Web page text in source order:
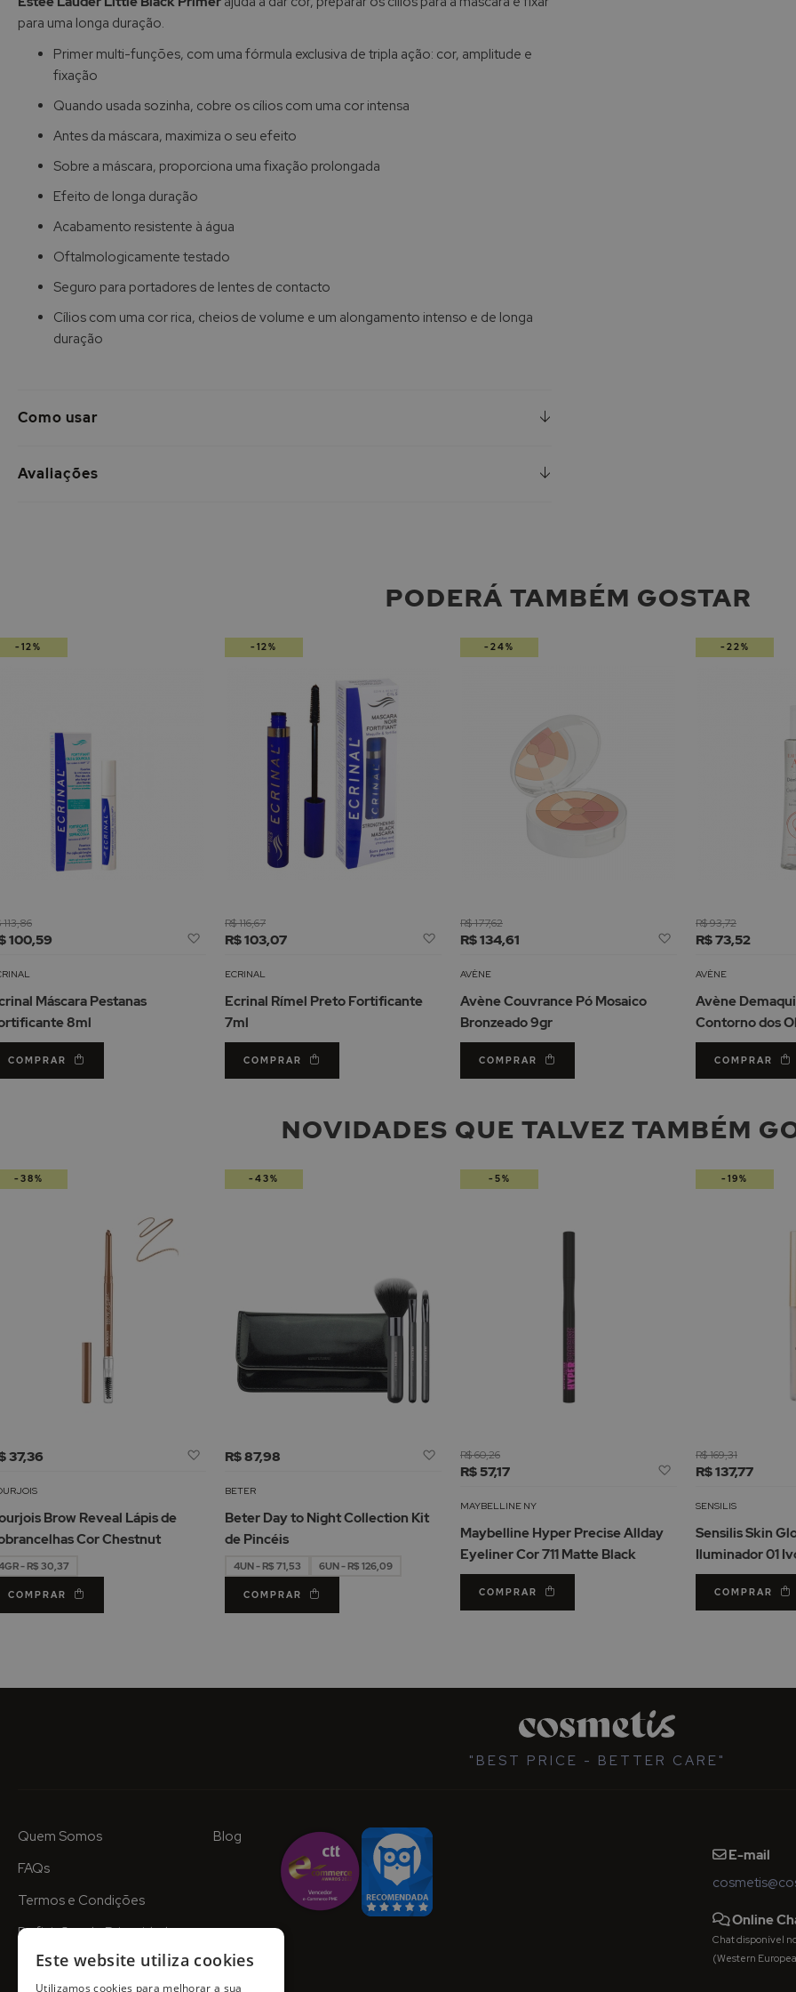
Galeria
de
imagens
para uma longa duração.
Primer multi-funções, com uma fórmula exclusiva de tripla ação: cor, amplitude e
fixação
Quando usada sozinha, cobre os cílios com uma cor intensa
Antes da máscara, maximiza o seu efeito
Sobre a máscara, proporciona uma fixação prolongada
Efeito de longa duração
Acabamento resistente à água
Oftalmologicamente testado
Seguro para portadores de lentes de contacto
Cílios com uma cor rica, cheios de volume e um alongamento intenso e de longa
duração
Como usar
Avaliações
PODERÁ TAMBÉM GOSTAR
100,59
113,86
Adicionar
Lista
Desejos
Máscara Pestanas
8ml
COMPRAR
-12%
R$ 103,07
R$ 116,67
Adicionar
Lista
Desejos
ECRINAL
Ecrinal Rímel Preto Fortificante
7ml
COMPRAR
-12%
R$ 134,61
R$ 177,62
Adicionar
Lista
Desejos
AVÈNE
Avène Couvrance Pó Mosaico
Bronzeado 9gr
COMPRAR
-24%
R$ 73,52
R$ 93,72
AVÈNE
Avène
Contorno dos
COMPRAR
-22%
NOVIDADES QUE TALVEZ TAMBÉM
37,36
Adicionar
Lista
Desejos
Brow Reveal Lápis de
Cor Chestnut
- R$ 30,37
COMPRAR
-38%
R$ 87,98
Adicionar
Desejos
BETER
Beter Day to Night Collection Kit
de Pincéis
4UN - R$ 71,53 6UN - R$ 126,09
COMPRAR
-43%
R$ 57,17
R$ 60,26
Adicionar
Lista
Desejos
MAYBELLINE NY
Maybelline Hyper Precise Allday
Eyeliner Cor 711 Matte Black
COMPRAR
-5%
R$ 137,77
R$ 169,31
SENSILIS
Sensilis Skin
Iluminador 01
COMPRAR
-19%
"BEST PRICE - BETTER CARE"
Quem Somos
FAQs
Termos e Condições
Definições de Privacidade
Blog
E-mail
Online
Chat disponível
(Western
Este website utiliza cookies
Utilizamos cookies para melhorar a sua